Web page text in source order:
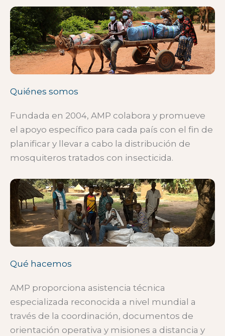
Quiénes somos
Fundada en 2004, AMP colabora y promueve
el apoyo específico para cada país con el fin de
planificar y llevar a cabo la distribución de
mosquiteros tratados con insecticida.
Qué hacemos
AMP proporciona asistencia técnica
especializada reconocida a nivel mundial a
través de la coordinación, documentos de
orientación operativa y misiones a distancia y